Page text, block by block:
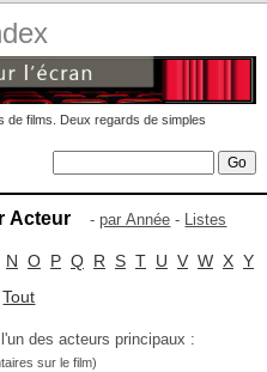
de films. Deux regards de simples
Acteur -par Année - Listes
N O P Q R S T U V W X Y
Tout
des acteurs principaux :
sur le film)